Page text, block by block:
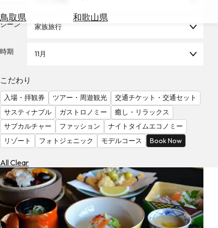
鳥取県
和歌山県
を
る
気
を
見
る
シーン 家族旅行
時期 11月
こだわり
入場・拝観券 ツアー・周遊観光
交通チケット・交通セット
サスティナブル
ガストロノミー
癒し・リラックス
サブカルチャー
ファッション
ナイトタイムエコノミー
リゾート
フォトジェニック モデルコース Book Now
All Clear